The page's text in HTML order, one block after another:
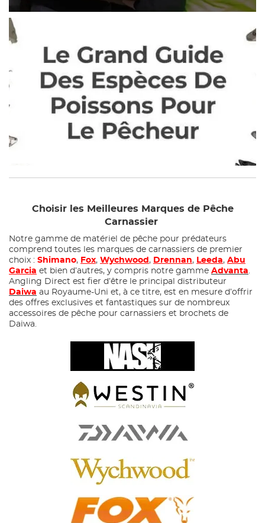
Choisir les Meilleures Marques de Pêche
Carnassier
Notre gamme de matériel de pêche pour prédateurs
comprend toutes les marques de carnassiers de premier
choix : Shimano, Fox, Wychwood , Drennan, Leeda, Abu
Garcia et bien d’autres, y compris notre gamme Advanta.
Angling Direct est fier d’être le principal distributeur
Daiwa au Royaume-Uni et, à ce titre, est en mesure d’offrir
des offres exclusives et fantastiques sur de nombreux
accessoires de pêche pour carnassiers et brochets de
Daiwa.